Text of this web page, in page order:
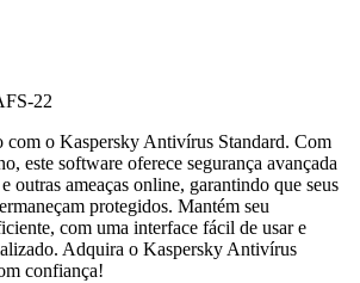
22
com o Kaspersky Antivírus Standard. Com
este software oferece segurança avançada
outras ameaças online, garantindo que seus
protegidos. Mantém seu
com uma interface fácil de usar e
Adquira o Kaspersky Antivírus
confiança!